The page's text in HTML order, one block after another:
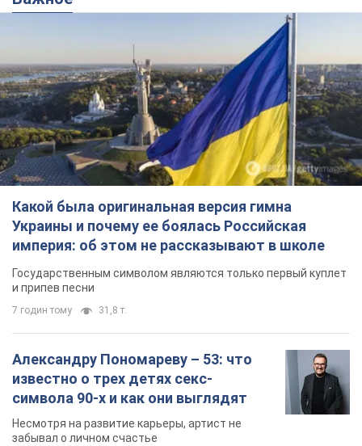
Какой была оригинальная версия гимна
Украины и почему ее боялась Российская
империя: об этом не рассказывают в школе
Государственным символом являются только первый куплет
и припев песни
7 годин тому 31,8 т.
Александру Пономареву – 53: что
известно о трех детях секс-
символа 90-х и как они выглядят
забывал о личном счастье
действительны ли доллары 1996
года: принимают ли обменники и
банки такие купюры
принимают старые доллары